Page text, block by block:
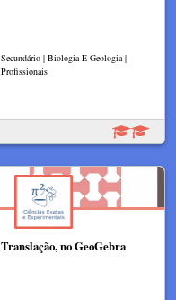
Secundário | Biologia E Geologia |
Profissionais
Translação, no GeoGebra